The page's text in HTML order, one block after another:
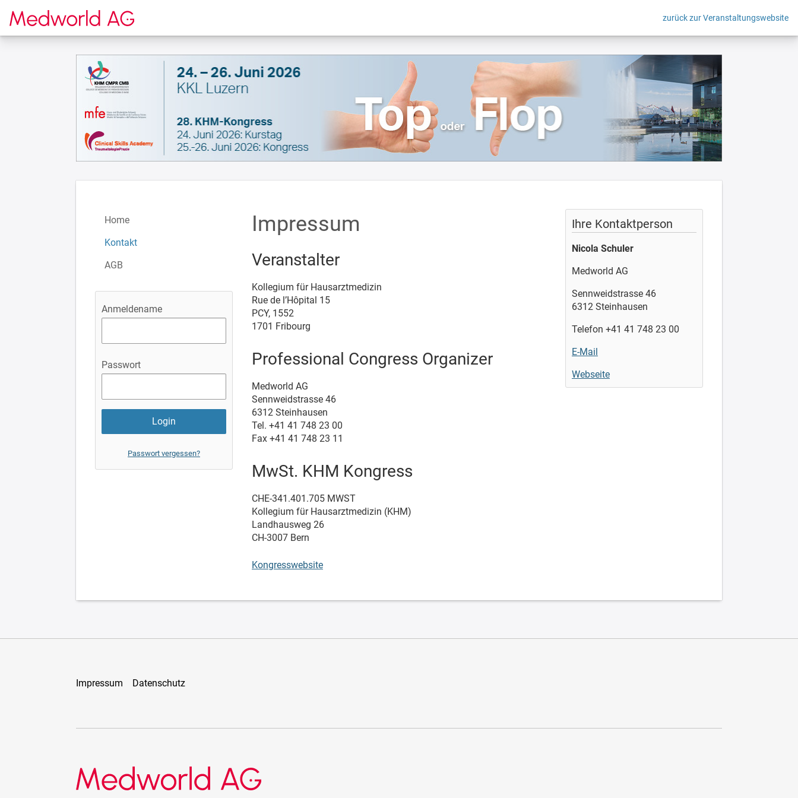
Zur Startseite zurück zur Veranstaltungswebsite
Home
Kontakt
AGB
Anmeldename
Passwort
Passwort vergessen?
Impressum
Veranstalter
Kollegium für Hausarztmedizin
Rue de l’Hôpital 15
PCY, 1552
1701 Fribourg
Professional Congress Organizer
Medworld AG
Sennweidstrasse 46
6312 Steinhausen
Tel. +41 41 748 23 00
Fax +41 41 748 23 11
MwSt. KHM Kongress
CHE-341.401.705 MWST
Kollegium für Hausarztmedizin (KHM)
Landhausweg 26
CH-3007 Bern
Kongresswebsite
Ihre Kontaktperson
Nicola Schuler
Medworld AG
Sennweidstrasse 46
6312 Steinhausen
Telefon +41 41 748 23 00
E-Mail
Webseite
Impressum Datenschutz
Medworld AG